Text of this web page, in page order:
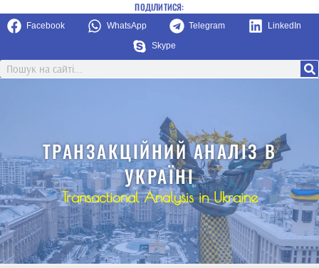
ПОДІЛИТИСЯ:
Facebook WhatsApp Telegram LinkedIn
Skype
ТРАНЗАКЦІЙНИЙ АНАЛІЗ В
УКРАЇНІ
Transactional Analysis in Ukraine